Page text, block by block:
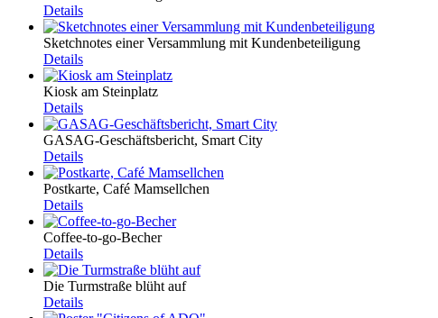
Details
Sketchnotes einer Versammlung mit Kundenbeteiligung
Details
Kiosk am Steinplatz
Details
GASAG-Geschäftsbericht, Smart City
Details
Postkarte, Café Mamsellchen
Details
Coffee-to-go-Becher
Details
Die Turmstraße blüht auf
Details